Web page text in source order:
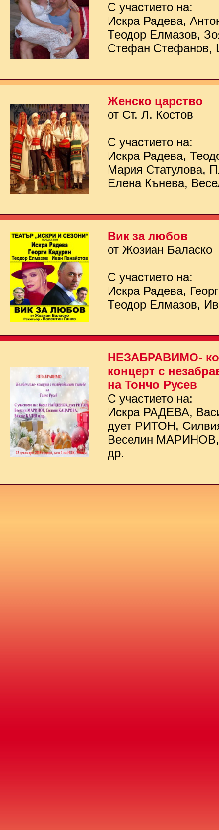
С участието на:
Искра Радева,
Теодор Елмазов,
Стефан Стефанов,
Женско царство
от Ст. Л. Костов
С участието на:
Искра Радева,
Мария Статулова,
Елена Кънева,
Вик за любов
от Жозиан Баласко
С участието на:
Искра Радева,
Теодор Елмазов,
НЕЗАБРАВИМО-
концерт с
на Тончо Русев
С участието на:
Искра РАДЕВА,
дует РИТОН,
Веселин
др.